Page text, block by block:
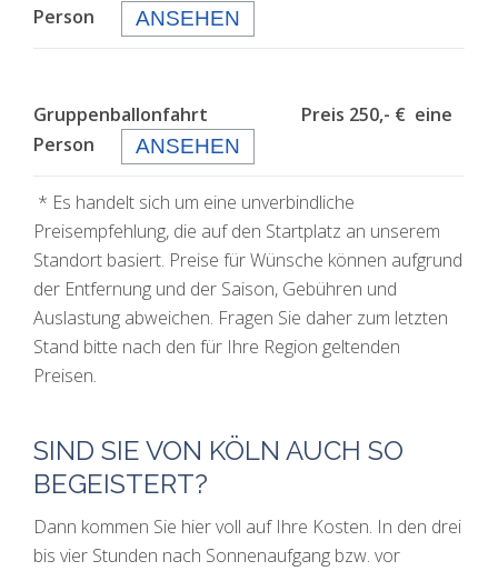
Person
ANSEHEN
Gruppenballonfahrt Preis 250,- € eine
Person
ANSEHEN
* Es handelt sich um eine unverbindliche
Preisempfehlung, die auf den Startplatz an unserem
Standort basiert. Preise für Wünsche können aufgrund
der Entfernung und der Saison, Gebühren und
Auslastung abweichen. Fragen Sie daher zum letzten
Stand bitte nach den für Ihre Region geltenden
Preisen.
SIND SIE VON KÖLN AUCH SO
BEGEISTERT?
Dann kommen Sie hier voll auf Ihre Kosten. In den drei
bis vier Stunden nach Sonnenaufgang bzw. vor